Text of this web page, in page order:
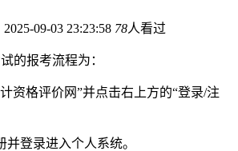
09-03 23:23:58 78人看过
报考流程为：
格评价网”并点击右上方的“登录/注
登录进入个人系统。